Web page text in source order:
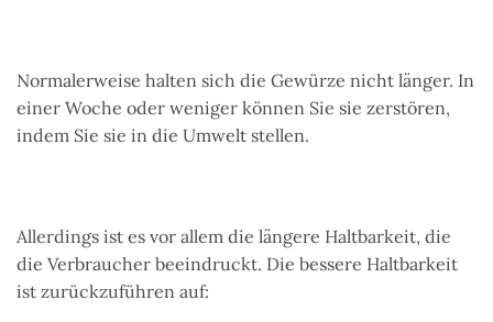
Normalerweise halten sich die Gewürze nicht länger. In
einer Woche oder weniger können Sie sie zerstören,
indem Sie sie in die Umwelt stellen.
Allerdings ist es vor allem die längere Haltbarkeit, die
die Verbraucher beeindruckt. Die bessere Haltbarkeit
ist zurückzuführen auf: